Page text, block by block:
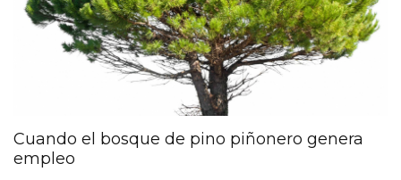
Cuando el bosque de pino piñonero genera
empleo